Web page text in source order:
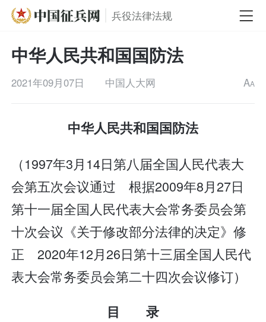
兵役法律法规
中华人民共和国国防法
2021年09月07日 中国人大网 AA
中华人民共和国国防法
（1997年3月14日第八届全国人民代表大
会第五次会议通过 根据2009年8月27日
第十一届全国人民代表大会常务委员会第
十次会议《关于修改部分法律的决定》修
正 2020年12月26日第十三届全国人民代
表大会常务委员会第二十四次会议修订）
目 录